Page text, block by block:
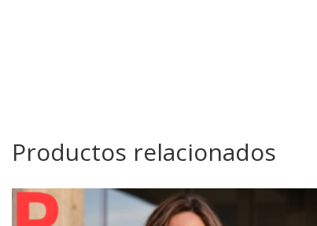
Productos relacionados